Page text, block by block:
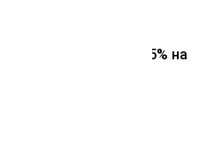
Представляем скидку 5% на